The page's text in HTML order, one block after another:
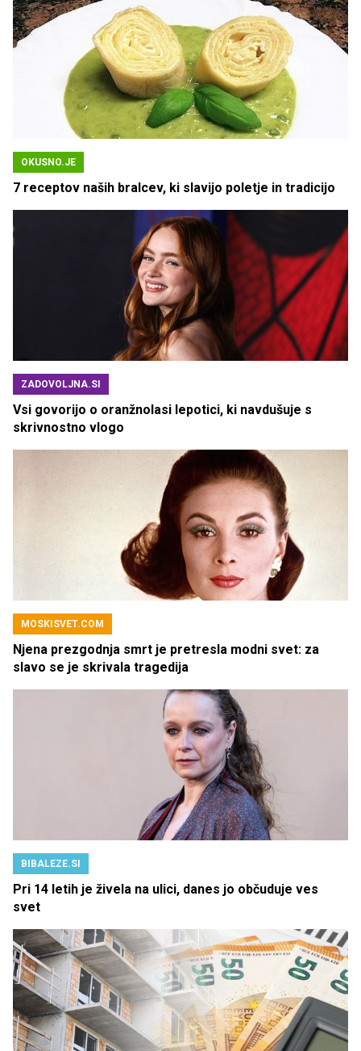
OKUSNO.JE
7 receptov naših bralcev, ki slavijo poletje in tradicijo
ZADOVOLJNA.SI
Vsi govorijo o oranžnolasi lepotici, ki navdušuje s
skrivnostno vlogo
MOSKISVET.COM
Njena prezgodnja smrt je pretresla modni svet: za
slavo se je skrivala tragedija
BIBALEZE.SI
Pri 14 letih je živela na ulici, danes jo občuduje ves
svet